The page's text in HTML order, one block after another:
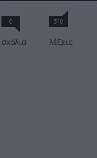
0
σχόλια
310
λέξεις